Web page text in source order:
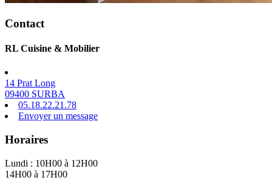
Contact
RL Cuisine & Mobilier
14 Prat Long
09400 SURBA
05.18.22.21.78
Envoyer un message
Horaires
Lundi : 10H00 à 12H00
14H00 à 17H00